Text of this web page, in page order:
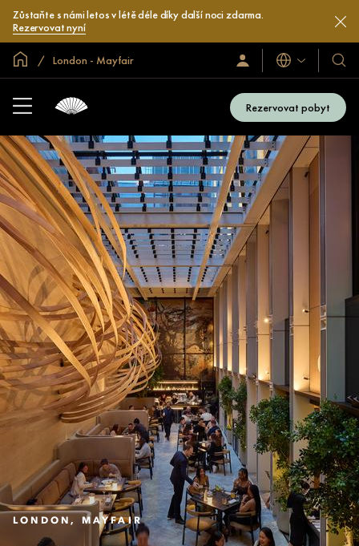
Zůstaňte s námi letos v létě déle díky další noci zdarma.
Rezervovat nyní
Domovská stránka
London - Mayfair
Přihlaste
se
Zaregistrujte
Jazyky
Naše
a
Rezervovat pobyt
LONDON, MAYFAIR